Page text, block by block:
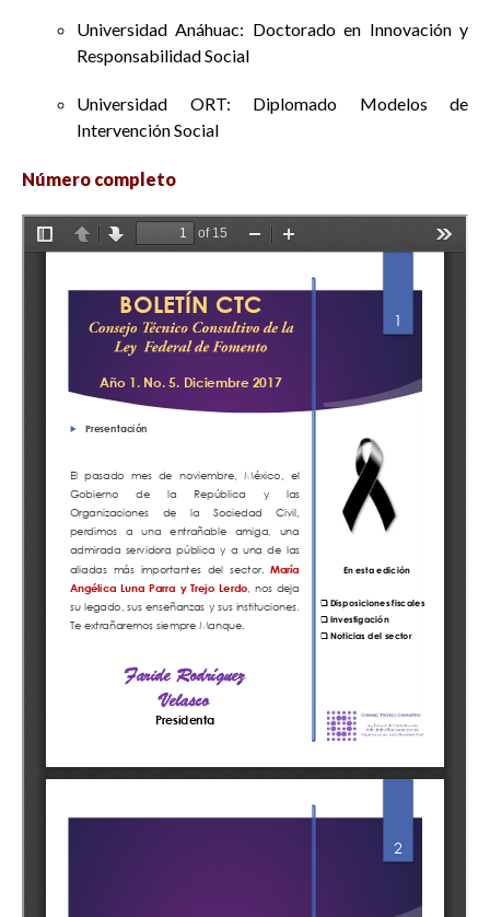
Universidad Anáhuac: Doctorado en Innovación y
Responsabilidad Social
Universidad ORT: Diplomado Modelos de
Intervención Social
Número completo